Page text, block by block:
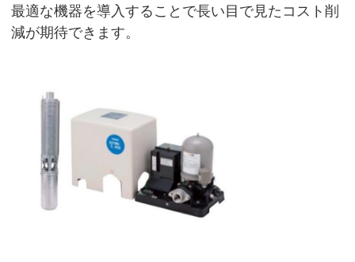
最適な機器を導入することで長い目で見たコスト削
減が期待できます。